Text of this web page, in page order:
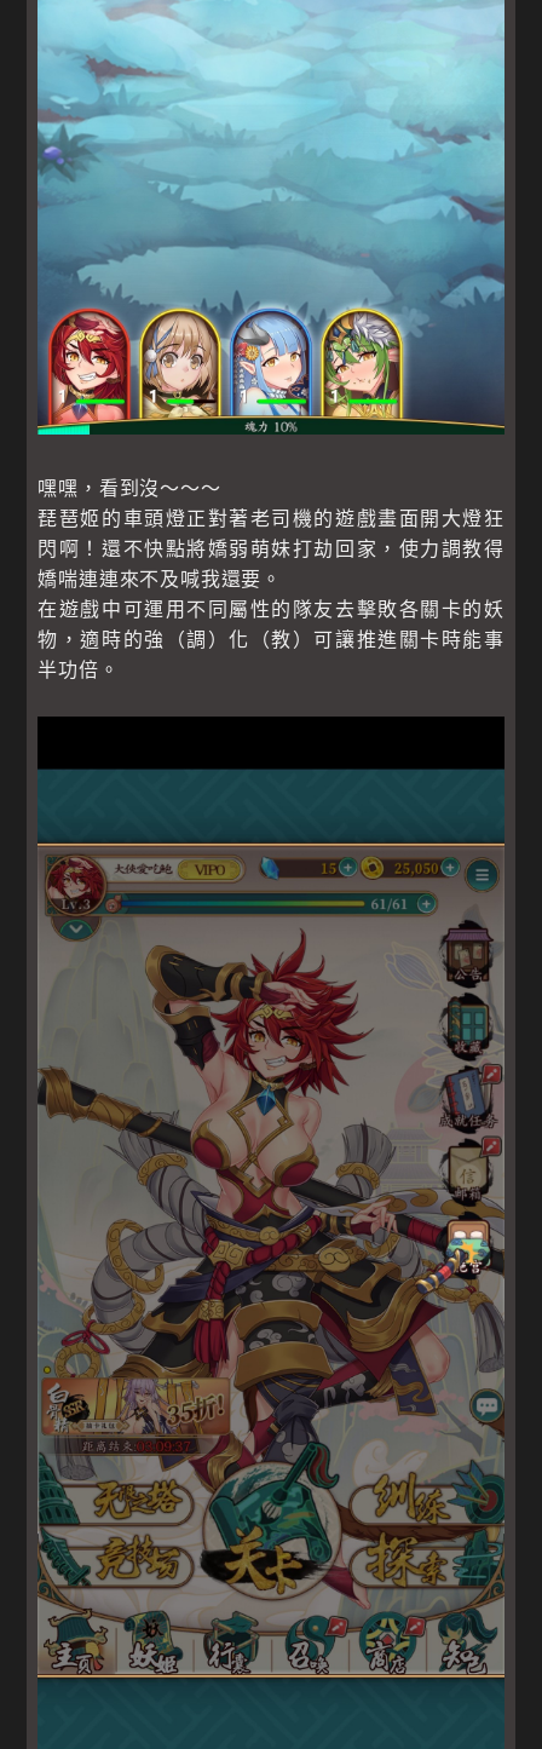
嘿嘿，看到沒～～～
琵琶姬的車頭燈正對著老司機的遊戲畫面開大燈狂
閃啊！還不快點將嬌弱萌妹打劫回家，使力調教得
嬌喘連連來不及喊我還要。
在遊戲中可運用不同屬性的隊友去擊敗各關卡的妖
物，適時的強（調）化（教）可讓推進關卡時能事
半功倍。